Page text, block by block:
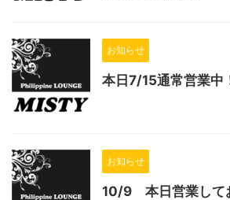
お知らせ
本日7/15通常営業中
お知らせ
10/9 本日営業して